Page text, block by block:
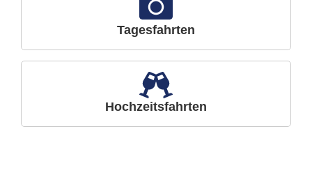
Tagesfahrten
Hochzeitsfahrten